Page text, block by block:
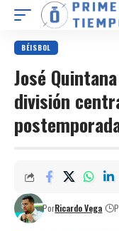
BÉISBOL
José
división
PorRicardo Vega